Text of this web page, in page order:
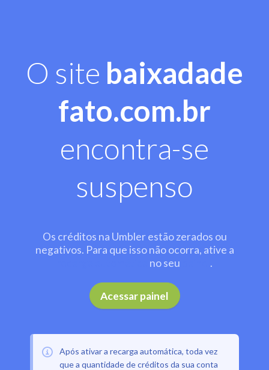
O site baixadade
fato.com.br
encontra-se
suspenso
Os créditos na Umbler estão zerados ou
negativos. Para que isso não ocorra, ative a
no seu .
Acessar painel
Após ativar a recarga automática, toda vez
que a quantidade de créditos da sua conta